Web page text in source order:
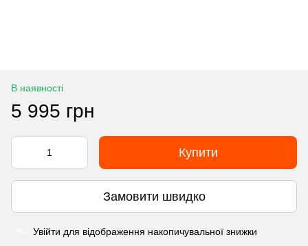
В наявності
5 995 грн
Купити
Замовити швидко
Увійти для відображення накопичувальної знижки